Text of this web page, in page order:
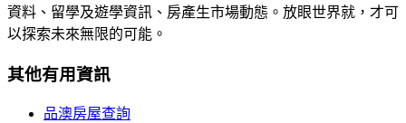
資料、留學及遊學資訊、房產生市場動態。放眼世界就，才可
以探索未來無限的可能。
其他有用資訊
品澳房屋查詢